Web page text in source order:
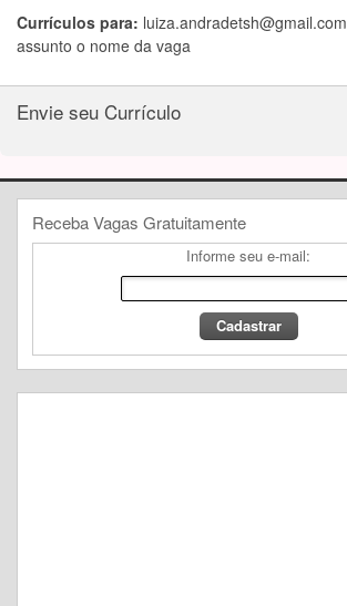
Currículos para: luiza.andradetsh@gmail.com
assunto o nome da vaga
Envie seu Currículo
Receba Vagas Gratuitamente
Informe seu e-mail: